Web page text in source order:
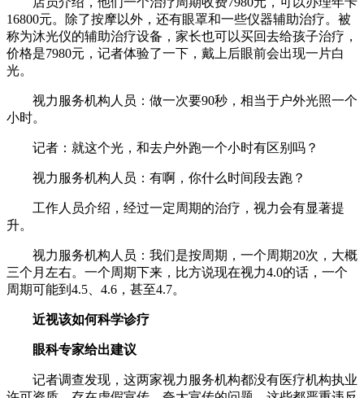
16800元。除了按摩以外，还有眼罩和一些仪器辅助治疗。被
称为沐光仪的辅助治疗设备，家长也可以买回去给孩子治疗，
价格是7980元，记者体验了一下，戴上后眼前会出现一片白
光。
视力服务机构人员：做一次要90秒，相当于户外光照一个
小时。
记者：就这个光，和去户外跑一个小时有区别吗？
视力服务机构人员：有啊，你什么时间段去跑？
工作人员介绍，经过一定周期的治疗，视力会有显著提
升。
视力服务机构人员：我们是按周期，一个周期20次，大概
三个月左右。一个周期下来，比方说现在视力4.0的话，一个
周期可能到4.5、4.6，甚至4.7。
近视该如何科学诊疗
眼科专家给出建议
记者调查发现，这两家视力服务机构都没有医疗机构执业